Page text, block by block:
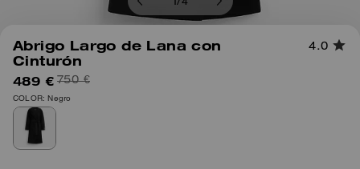
/4
Abrigo Largo de Lana con
Cinturón
4.0
489 € 750 €
COLOR: Negro